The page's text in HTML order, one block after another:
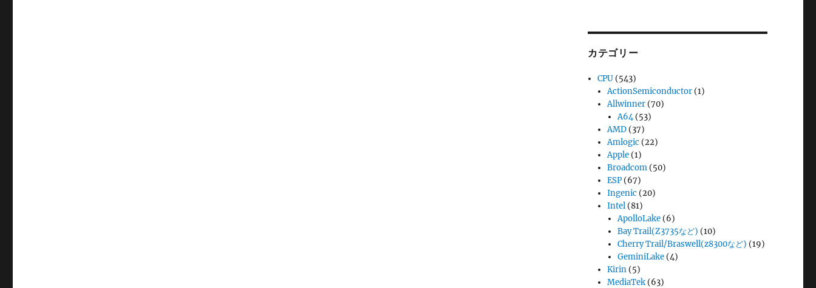
カテゴリー
CPU (543)
ActionSemiconductor (1)
Allwinner (70)
A64(53)
AMD (37)
Amlogic (22)
Apple (1)
Broadcom (50)
ESP (67)
Ingenic (20)
Intel (81)
ApolloLake(6)
Bay Trail(Z3735など) (10)
Cherry Trail/Braswell(z8300など) (19)
GeminiLake(4)
Kirin (5)
MediaTek (63)